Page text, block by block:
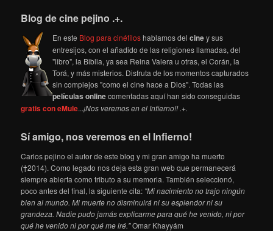
Blog de cine pejino .+.
En este Blog para cinéfiloshablamos delciney sus
entresijos, con el añadido de las religiones llamadas, del
"libro", la Biblia, ya sea Reina Valera u otras, el Corán, la
Torá, y más misterios. Disfruta de los momentos capturados
sin complejos "como el cine hace a Dios". Todas las
películas onlinecomentadas aquí han sido conseguidas
gratis con eMule...¡Nos veremos en el Infierno!! .+.
Sí amigo, nos veremos en el Infierno!
Carlos pejino el autor de este blog y mi gran amigo ha muerto
(†2014). Como legado nos deja esta gran web que permanecerá
siempre abierta como tributo a su memoria. También seleccionó,
poco antes del final, la siguiente cita: "Mi nacimiento no trajo ningún
bien al mundo. Mi muerte no disminuirá ni su esplendor ni su
grandeza. Nadie pudo jamás explicarme para qué he venido, ni por
qué he venido ni por qué me iré."Omar Khayyám